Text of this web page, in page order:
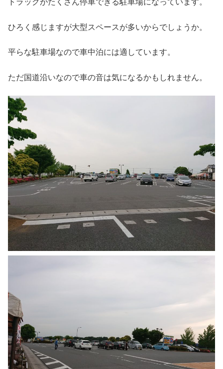
トラックがたくさん停車できる駐車場になっています。
ひろく感じますが大型スペースが多いからでしょうか。
平らな駐車場なので車中泊には適しています。
ただ国道沿いなので車の音は気になるかもしれません。